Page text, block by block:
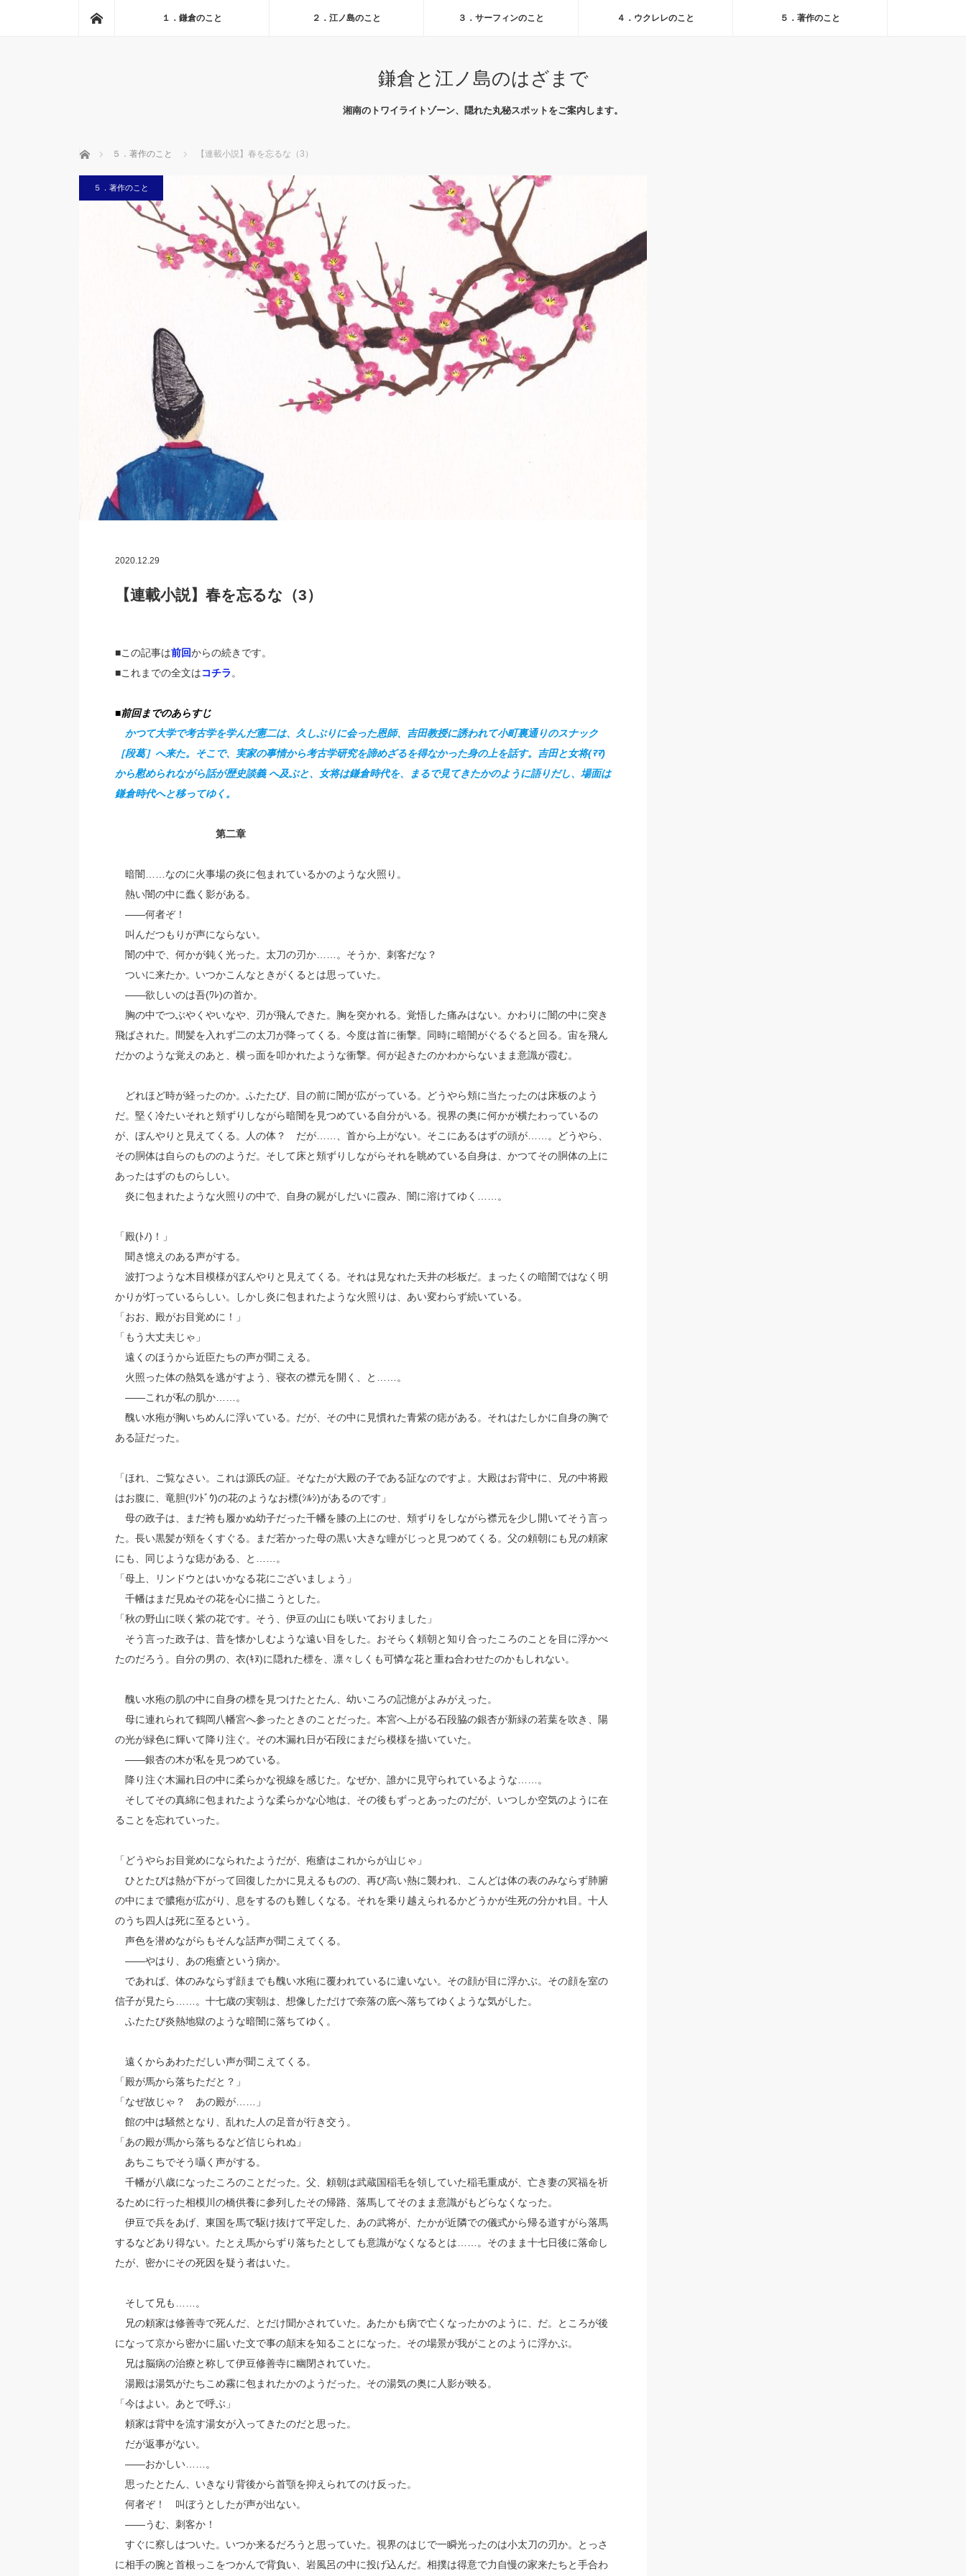
１．鎌倉のこと ２．江ノ島のこと ３．サーフィンのこと ４．ウクレレのこと ５．著作のこと
鎌倉と江ノ島のはざまで
湘南のトワイライトゾーン、隠れた丸秘スポットをご案内します。
ホーム ５．著作のこと 【連載小説】春を忘るな（3）
５．著作のこと
2020.12.29
【連載小説】春を忘るな（3）
■この記事は前回からの続きです。
■これまでの全文はコチラ 。
■前回までのあらすじ
かつて大学で考古学を学んだ憲二は、久しぶりに会った恩師、吉田教授に誘われて小町裏通りのスナック
［段葛］へ来た。そこで、実家の事情から考古学研究を諦めざるを得なかった身の上を話す。吉田と女将(ﾏﾏ)
から慰められながら話が歴史談義 へ及ぶと、女将は鎌倉時代を、まるで見てきたかのように語りだし、場面は
鎌倉時代へと移ってゆく。
第二章
暗闇……なのに火事場の炎に包まれているかのような火照り。
熱い闇の中に蠢く影がある。
――何者ぞ！
叫んだつもりが声にならない。
闇の中で、何かが鈍く光った。太刀の刃か……。そうか、刺客だな？
ついに来たか。いつかこんなときがくるとは思っていた。
――欲しいのは吾(ﾜﾚ)の首か。
胸の中でつぶやくやいなや、刃が飛んできた。胸を突かれる。覚悟した痛みはない。かわりに闇の中に突き
飛ばされた。間髪を入れず二の太刀が降ってくる。今度は首に衝撃。同時に暗闇がぐるぐると回る。宙を飛ん
だかのような覚えのあと、横っ面を叩かれたような衝撃。何が起きたのかわからないまま意識が霞む。
どれほど時が経ったのか。ふたたび、目の前に闇が広がっている。どうやら頬に当たったのは床板のよう
だ。堅く冷たいそれと頬ずりしながら暗闇を見つめている自分がいる。視界の奥に何かが横たわっているの
が、ぼんやりと見えてくる。人の体？ だが……、首から上がない。そこにあるはずの頭が……。どうやら、
その胴体は自らのもののようだ。そして床と頬ずりしながらそれを眺めている自身は、かつてその胴体の上に
あったはずのものらしい。
炎に包まれたような火照りの中で、自身の屍がしだいに霞み、闇に溶けてゆく……。
「殿(ﾄﾉ)！」
聞き憶えのある声がする。
波打つような木目模様がぼんやりと見えてくる。それは見なれた天井の杉板だ。まったくの暗闇ではなく明
かりが灯っているらしい。しかし炎に包まれたような火照りは、あい変わらず続いている。
「おお、殿がお目覚めに！」
「もう大丈夫じゃ」
遠くのほうから近臣たちの声が聞こえる。
火照った体の熱気を逃がすよう、寝衣の襟元を開く、と……。
――これが私の肌か……。
醜い水疱が胸いちめんに浮いている。だが、その中に見慣れた青紫の痣がある。それはたしかに自身の胸で
ある証だった。
「ほれ、ご覧なさい。これは源氏の証。そなたが大殿の子である証なのですよ。大殿はお背中に、兄の中将殿
はお腹に、竜胆(ﾘﾝﾄﾞｳ)の花のようなお標(ｼﾙｼ)があるのです」
母の政子は、まだ袴も履かぬ幼子だった千幡を膝の上にのせ、頬ずりをしながら襟元を少し開いてそう言っ
た。長い黒髪が頬をくすぐる。まだ若かった母の黒い大きな瞳がじっと見つめてくる。父の頼朝にも兄の頼家
にも、同じような痣がある、と……。
「母上、リンドウとはいかなる花にございましょう」
千幡はまだ見ぬその花を心に描こうとした。
「秋の野山に咲く紫の花です。そう、伊豆の山にも咲いておりました」
そう言った政子は、昔を懐かしむような遠い目をした。おそらく頼朝と知り合ったころのことを目に浮かべ
たのだろう。自分の男の、衣(ｷﾇ)に隠れた標を、凛々しくも可憐な花と重ね合わせたのかもしれない。
醜い水疱の肌の中に自身の標を見つけたとたん、幼いころの記憶がよみがえった。
母に連れられて鶴岡八幡宮へ参ったときのことだった。本宮へ上がる石段脇の銀杏が新緑の若葉を吹き、陽
の光が緑色に輝いて降り注ぐ。その木漏れ日が石段にまだら模様を描いていた。
――銀杏の木が私を見つめている。
降り注ぐ木漏れ日の中に柔らかな視線を感じた。なぜか、誰かに見守られているような……。
そしてその真綿に包まれたような柔らかな心地は、その後もずっとあったのだが、いつしか空気のように在
ることを忘れていった。
「どうやらお目覚めになられたようだが、疱瘡はこれからが山じゃ」
ひとたびは熱が下がって回復したかに見えるものの、再び高い熱に襲われ、こんどは体の表のみならず肺腑
の中にまで膿疱が広がり、息をするのも難しくなる。それを乗り越えられるかどうかが生死の分かれ目。十人
のうち四人は死に至るという。
声色を潜めながらもそんな話声が聞こえてくる。
――やはり、あの疱瘡という病か。
であれば、体のみならず顔までも醜い水疱に覆われているに違いない。その顔が目に浮かぶ。その顔を室の
信子が見たら……。十七歳の実朝は、想像しただけで奈落の底へ落ちてゆくような気がした。
ふたたび炎熱地獄のような暗闇に落ちてゆく。
遠くからあわただしい声が聞こえてくる。
「殿が馬から落ちただと？」
「なぜ故じゃ？ あの殿が……」
館の中は騒然となり、乱れた人の足音が行き交う。
「あの殿が馬から落ちるなど信じられぬ」
あちこちでそう囁く声がする。
千幡が八歳になったころのことだった。父、頼朝は武蔵国稲毛を領していた稲毛重成が、亡き妻の冥福を祈
るために行った相模川の橋供養に参列したその帰路、落馬してそのまま意識がもどらなくなった。
伊豆で兵をあげ、東国を馬で駆け抜けて平定した、あの武将が、たかが近隣での儀式から帰る道すがら落馬
するなどあり得ない。たとえ馬からずり落ちたとしても意識がなくなるとは……。そのまま十七日後に落命し
たが、密かにその死因を疑う者はいた。
そして兄も……。
兄の頼家は修善寺で死んだ、とだけ聞かされていた。あたかも病で亡くなったかのように、だ。ところが後
になって京から密かに届いた文で事の顛末を知ることになった。その場景が我がことのように浮かぶ。
兄は脳病の治療と称して伊豆修善寺に幽閉されていた。
湯殿は湯気がたちこめ霧に包まれたかのようだった。その湯気の奥に人影が映る。
「今はよい。あとで呼ぶ」
頼家は背中を流す湯女が入ってきたのだと思った。
だが返事がない。
――おかしい……。
思ったとたん、いきなり背後から首顎を抑えられてのけ反った。
何者ぞ！ 叫ぼうとしたが声が出ない。
――うむ、刺客か！
すぐに察しはついた。いつか来るだろうと思っていた。視界のはじで一瞬光ったのは小太刀の刃か。とっさ
に相手の腕と首根っこをつかんで背負い、岩風呂の中に投げ込んだ。相撲は得意で力自慢の家来たちと手合わ